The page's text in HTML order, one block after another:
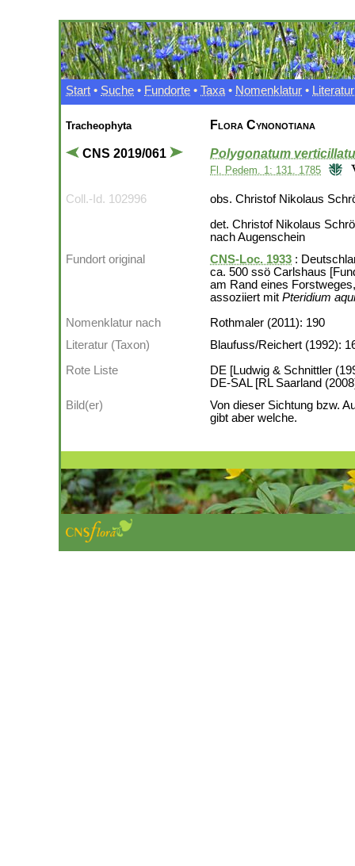
Start • Suche • Fundorte • Taxa • Nomenklatur • Literatur
Tracheophyta
CNS 2019/061
Flora Cynonotiana
Polygonatum
Fl. Pedem. 1: 131. 1785
Coll.-Id. 102996
obs. Christof Nikolaus
det. Christof Nikolaus
nach Augenschein
Fundort original
CNS-Loc. 1933 :
ca. 500 ssö Carlshaus
am Rand eines
assoziiert mit Pteridium
Nomenklatur nach
Rothmaler (2011): 190
Literatur (Taxon)
Blaufuss/Reichert (1992):
Rote Liste
DE [Ludwig & Schnittler
DE-SAL [RL Saarland
Bild(er)
Von dieser Sichtung bzw.
gibt aber welche.